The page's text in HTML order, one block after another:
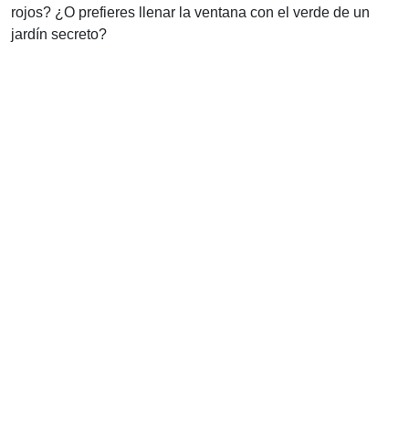
rojos? ¿O prefieres llenar la ventana con el verde de un
jardín secreto?